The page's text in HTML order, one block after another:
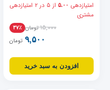
امتیازدهی ۵.۰۰ از ۵ در ۲ امتیازدهی
مشتری
۱۵,۰۰۰ تومان ۳۷٪
۹,۵۰۰ تومان
افزودن به سبد خرید